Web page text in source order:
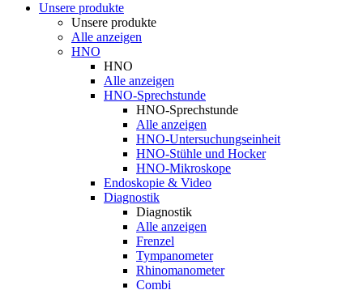
Unsere produkte
Unsere produkte
Alle anzeigen
HNO
HNO
Alle anzeigen
HNO-Sprechstunde
HNO-Sprechstunde
Alle anzeigen
HNO-Untersuchungseinheit
HNO-Stühle und Hocker
HNO-Mikroskope
Endoskopie & Video
Diagnostik
Diagnostik
Alle anzeigen
Frenzel
Tympanometer
Rhinomanometer
Combi